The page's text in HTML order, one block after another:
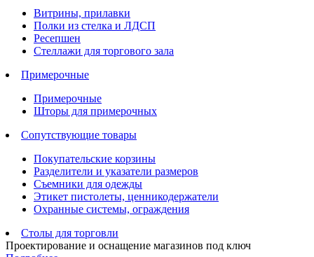
Витрины, прилавки
Полки из стелка и ЛДСП
Ресепшен
Стеллажи для торгового зала
Примерочные
Примерочные
Шторы для примерочных
Сопутствующие товары
Покупательские корзины
Разделители и указатели размеров
Съемники для одежды
Этикет пистолеты, ценникодержатели
Охранные системы, ограждения
Столы для торговли
Проектирование и оснащение магазинов под ключ